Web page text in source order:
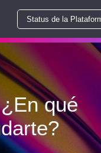
Status de la
qué